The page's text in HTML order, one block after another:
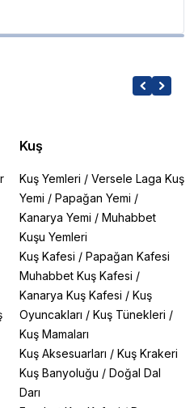
Kuş
Kuş Yemleri / Versele Laga Kuş
Yemi / Papağan Yemi /
Kanarya Yemi / Muhabbet
Kuşu Yemleri
Kuş Kafesi / Papağan Kafesi
Muhabbet Kuş Kafesi /
Kanarya Kuş Kafesi / Kuş
Oyuncakları / Kuş Tünekleri /
Kuş Mamaları
Kuş Aksesuarları / Kuş Krakeri
Kuş Banyoluğu / Doğal Dal
Darı